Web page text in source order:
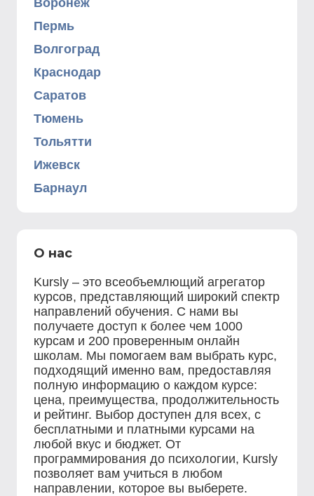
Воронеж
Пермь
Волгоград
Краснодар
Саратов
Тюмень
Тольятти
Ижевск
Барнаул
О нас
Kursly – это всеобъемлющий агрегатор
курсов, представляющий широкий спектр
направлений обучения. С нами вы
получаете доступ к более чем 1000
курсам и 200 проверенным онлайн
школам. Мы помогаем вам выбрать курс,
подходящий именно вам, предоставляя
полную информацию о каждом курсе:
цена, преимущества, продолжительность
и рейтинг. Выбор доступен для всех, с
бесплатными и платными курсами на
любой вкус и бюджет. От
программирования до психологии, Kursly
позволяет вам учиться в любом
направлении, которое вы выберете.